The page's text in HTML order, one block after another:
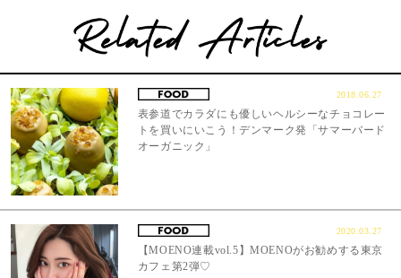
2018.06.27
表参道でカラダにも優しいヘルシーなチョコレー
トを買いにいこう！デンマーク発「サマーバード
オーガニック」
2020.03.27
【MOENO連載vol.5】MOENOがお勧めする東京
カフェ第2弾♡